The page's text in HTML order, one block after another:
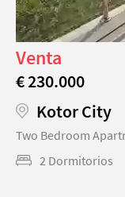
Venta
€ 230.000
Kotor City
Two Bedroom
2 Dormitorios